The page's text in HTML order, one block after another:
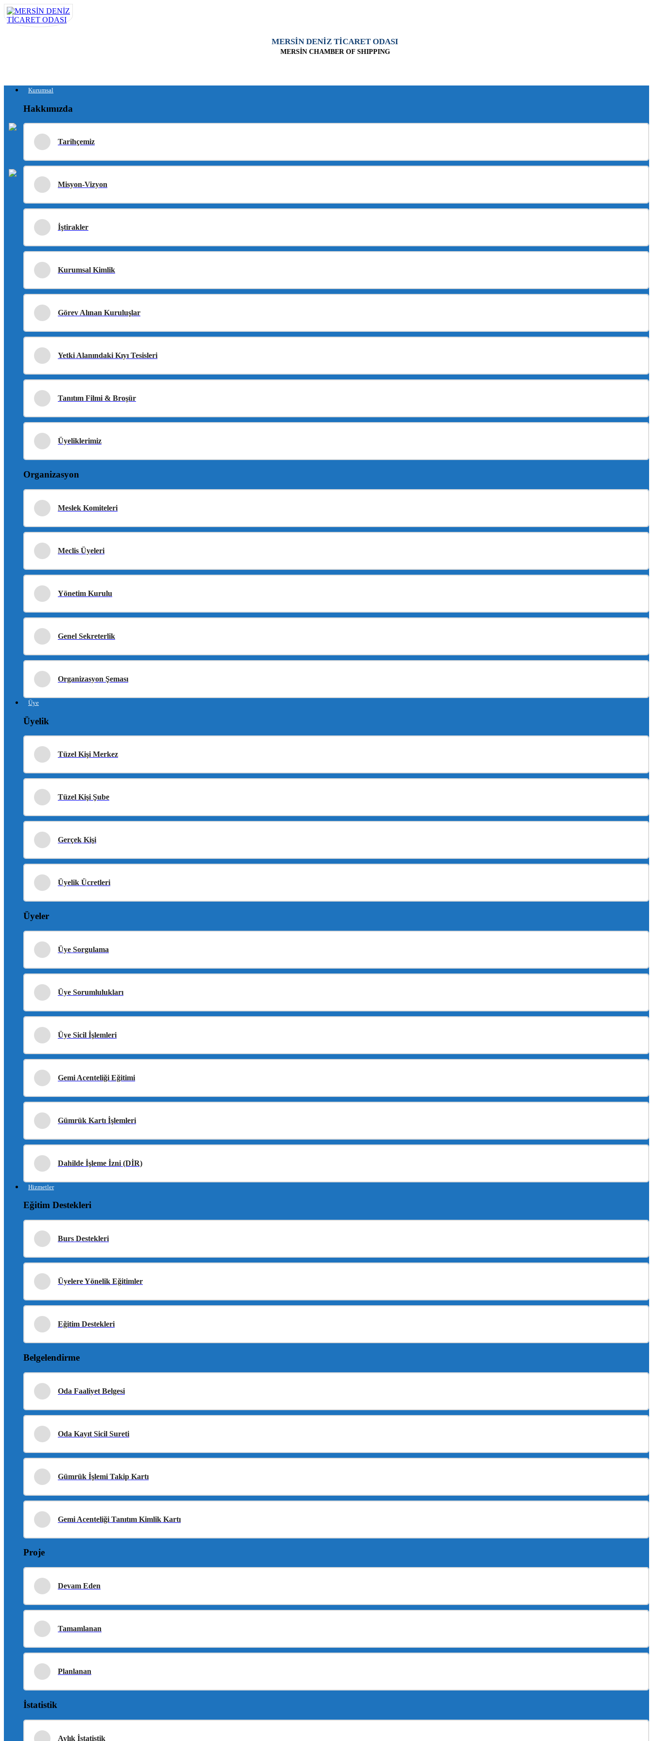
MERSİN DENİZ TİCARET ODASI
MERSİN CHAMBER OF SHIPPING
Kurumsal
Hakkımızda
Tarihçemiz
Misyon-Vizyon
İştirakler
Kurumsal Kimlik
Görev Alınan Kuruluşlar
Yetki Alanındaki Kıyı Tesisleri
Tanıtım Filmi & Broşür
Üyeliklerimiz
Organizasyon
Meslek Komiteleri
Meclis Üyeleri
Yönetim Kurulu
Genel Sekreterlik
Organizasyon Şeması
Üye
Üyelik
Tüzel Kişi Merkez
Tüzel Kişi Şube
Gerçek Kişi
Üyelik Ücretleri
Üyeler
Üye Sorgulama
Üye Sorumlulukları
Üye Sicil İşlemleri
Gemi Acenteliği Eğitimi
Gümrük Kartı İşlemleri
Dahilde İşleme İzni (DİR)
Hizmetler
Eğitim Destekleri
Burs Destekleri
Üyelere Yönelik Eğitimler
Eğitim Destekleri
Belgelendirme
Oda Faaliyet Belgesi
Oda Kayıt Sicil Sureti
Gümrük İşlemi Takip Kartı
Gemi Acenteliği Tanıtım Kimlik Kartı
Proje
Devam Eden
Tamamlanan
Planlanan
İstatistik
Aylık İstatistik